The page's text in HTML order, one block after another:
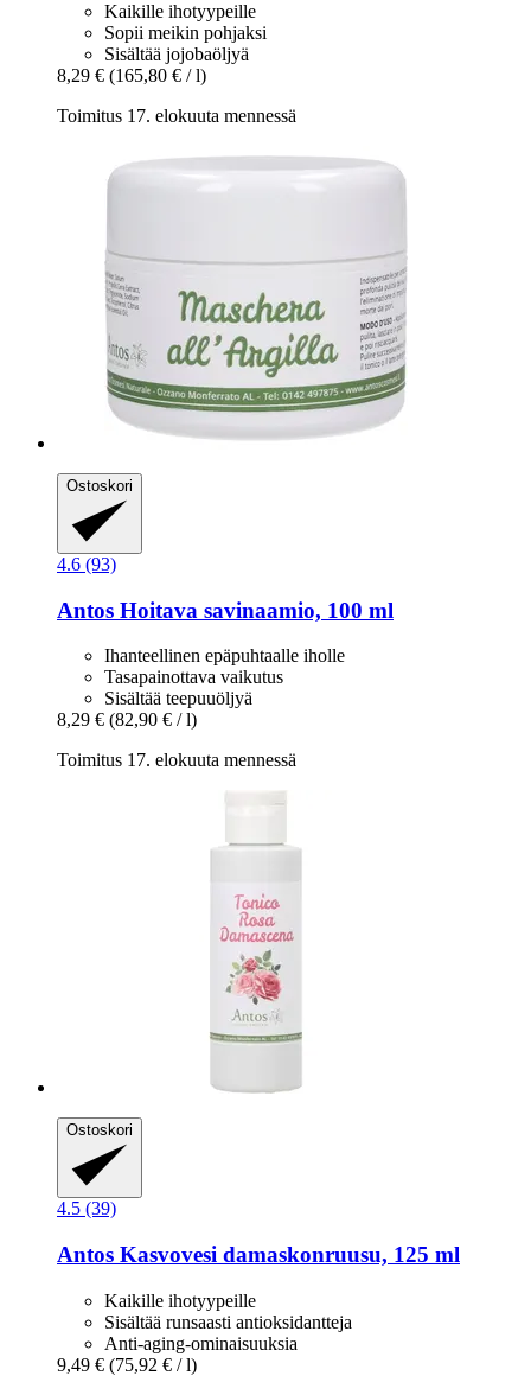
Kaikille ihotyypeille
Sopii meikin pohjaksi
Sisältää jojobaöljyä
8,29 € (165,80 € / l)
Toimitus 17. elokuuta mennessä
Ostoskori
4.6 (93)
Antos Hoitava savinaamio, 100 ml
Ihanteellinen epäpuhtaalle iholle
Tasapainottava vaikutus
Sisältää teepuuöljyä
8,29 € (82,90 € / l)
Toimitus 17. elokuuta mennessä
Ostoskori
4.5 (39)
Antos Kasvovesi damaskonruusu, 125 ml
Kaikille ihotyypeille
Sisältää runsaasti antioksidantteja
Anti-aging-ominaisuuksia
9,49 € (75,92 € / l)